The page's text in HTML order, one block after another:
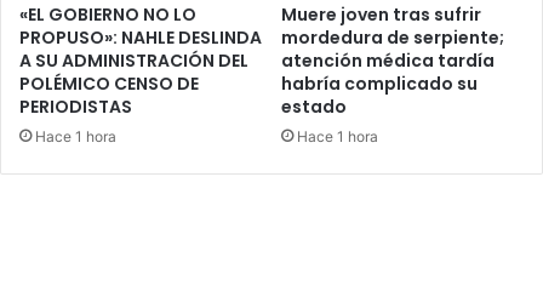
«EL GOBIERNO NO LO
PROPUSO»: NAHLE DESLINDA
A SU ADMINISTRACIÓN DEL
POLÉMICO CENSO DE
PERIODISTAS
Hace 1 hora
Muere joven tras sufrir
mordedura de serpiente;
atención médica tardía
habría complicado su
estado
Hace 1 hora